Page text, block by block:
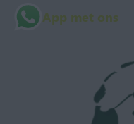
App met ons